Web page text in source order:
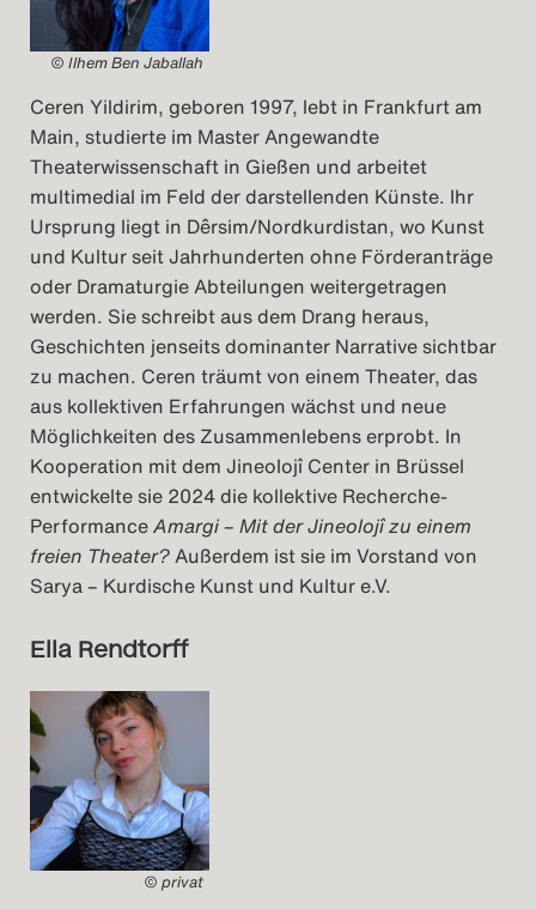
© Ilhem Ben Jaballah
Ceren Yildirim, geboren 1997, lebt in Frankfurt am
Main, studierte im Master Angewandte
Theaterwissenschaft in Gießen und arbeitet
multimedial im Feld der darstellenden Künste. Ihr
Ursprung liegt in Dêrsim/Nordkurdistan, wo Kunst
und Kultur seit Jahrhunderten ohne Förderanträge
oder Dramaturgie Abteilungen weitergetragen
werden. Sie schreibt aus dem Drang heraus,
Geschichten jenseits dominanter Narrative sichtbar
zu machen. Ceren träumt von einem Theater, das
aus kollektiven Erfahrungen wächst und neue
Möglichkeiten des Zusammenlebens erprobt. In
Kooperation mit dem Jineolojî Center in Brüssel
entwickelte sie 2024 die kollektive Recherche-
PerformanceAmargi – Mit der Jineolojî zu einem
freien Theater?Außerdem ist sie im Vorstand von
Sarya – Kurdische Kunst und Kultur e.V.
Ella Rendtorff
© privat